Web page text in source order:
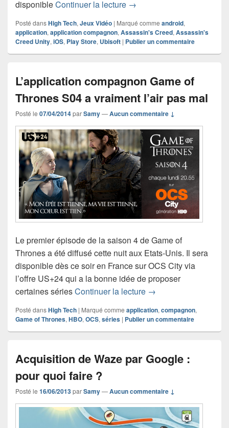
disponibleContinuer la lecture A quoi sert l’application
→
Posté dansHigh Tech, Jeux Vidéo | Marqué comme android,
application, application compagnon, Assassin's Creed, Assassin's
Creed Unity, iOS, Play Store, Ubisoft | Publier un commentaire
L’application compagnon Game of
Thrones S04 a vraiment l’air pas mal
Posté le 07/04/2014parSamy—Aucun commentaire ↓
Le premier épisode de la saison 4 de Game of
Thrones a été diffusé cette nuit aux Etats-Unis. Il sera
disponible dès ce soir en France sur OCS City via
l’offre US+24 qui a la bonne idée de proposer
certaines sériesContinuer la lecture L’application
→
Posté dansHigh Tech | Marqué comme application,compagnon,
Game of Thrones,HBO,OCS,séries | Publier un commentaire
Acquisition de Waze par Google :
pour quoi faire ?
Posté le 16/06/2013parSamy—Aucun commentaire ↓